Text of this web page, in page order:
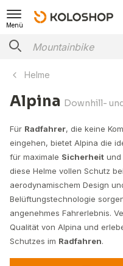
Menü
Helme
Alpina Downhill-
Für Radfahrer, die keine
eingehen, bietet Alpina die
für maximale Sicherheit und
diese Helme vollen Schutz
aerodynamischem Design
Belüftungstechnologie
angenehmes Fahrerlebnis.
Qualität von Alpina und
Schutzes im Radfahren.